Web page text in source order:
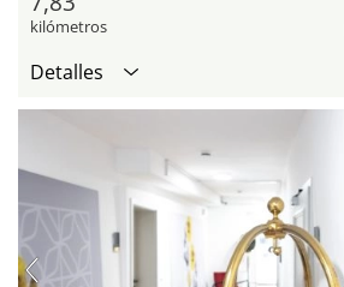
kilómetros
Detalles